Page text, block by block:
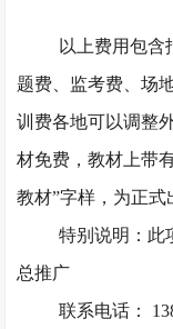
以上费用包含
题费、监考费、场
训费各地可以调整
材免费，教材上带
教材”字样，为正式
特别说明：此
总推广
联系电话：